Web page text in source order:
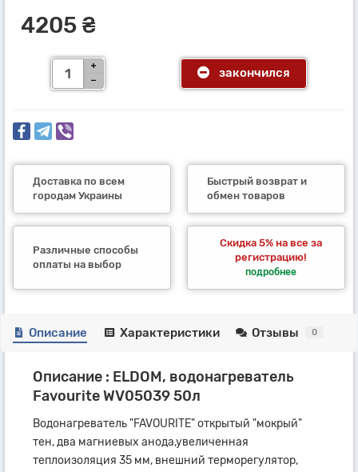
4205 ₴
закончился
Доставка по всем
городам Украины
Быстрый возврат и
обмен товаров
Различные способы
оплаты на выбор
Скидка 5% на все за
регистрацию!
подробнее
Описание Характеристики Отзывы 0
Описание : ELDOM, водонагреватель
Favourite WV05039 50л
Водонагреватель "FAVOURITE" открытый "мокрый"
тен, два магниевых анода,увеличенная
теплоизоляция 35 мм, внешний терморегулятор,